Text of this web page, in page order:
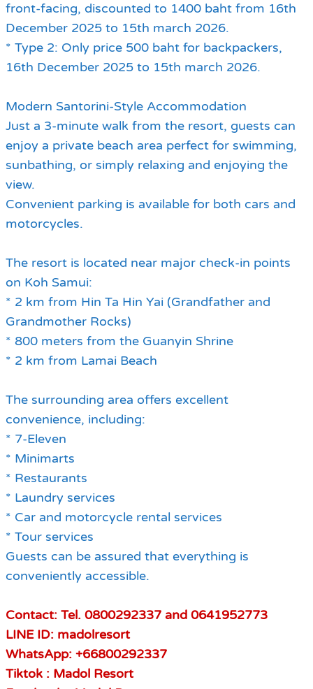
front-facing, discounted to 1400 baht from 16th
December 2025 to 15th march 2026.
* Type 2: Only price 500 baht for backpackers,
16th December 2025 to 15th march 2026.
Modern Santorini-Style Accommodation
Just a 3-minute walk from the resort, guests can
enjoy a private beach area perfect for swimming,
sunbathing, or simply relaxing and enjoying the
view.
Convenient parking is available for both cars and
motorcycles.
The resort is located near major check-in points
on Koh Samui:
* 2 km from Hin Ta Hin Yai (Grandfather and
Grandmother Rocks)
* 800 meters from the Guanyin Shrine
* 2 km from Lamai Beach
The surrounding area offers excellent
convenience, including:
* 7-Eleven
* Minimarts
* Restaurants
* Laundry services
* Car and motorcycle rental services
* Tour services
Guests can be assured that everything is
conveniently accessible.
Contact: Tel. 0800292337 and 0641952773
LINE ID: madolresort
WhatsApp: +66800292337
Tiktok : Madol Resort